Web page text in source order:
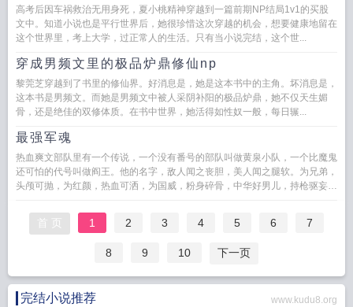
高考后因车祸救治无用身死，夏小桃精神穿越到一篇前期NP结局1v1的买股
文中。知道小说也是平行世界后，她很珍惜这次穿越的机会，想要健康地留在
这个世界里，考上大学，过正常人的生活。只有当小说完结，这个世...
穿成男频文里的极品炉鼎修仙np
黎莞芝穿越到了书里的修仙界。好消息是，她是这本书中的主角。坏消息是，
这本书是男频文。而她是男频文中被人采阴补阳的极品炉鼎，她不仅天生媚
骨，还是绝佳的双修体质。在书中世界，她活得如性奴一般，每日辗...
最强军魂
热血爽文部队里有一个传说，一个没有番号的部队叫做黄泉小队，一个比魔鬼
还可怕的代号叫做阎王。他的名字，敌人闻之丧胆，美人闻之腿软。为兄弟，
头颅可抛，为红颜，热血可洒，为国威，粉身碎骨，中华好男儿，持枪驱妄图
首 页 1 2 3 4 5 6 7
8 9 10 下一页
完结小说推荐 www.kudu8.org